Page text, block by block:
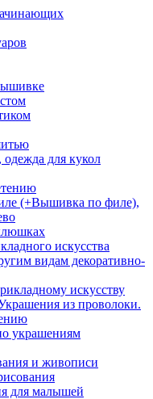
для кукол
(+Вышивка по филе),
искусства
видам декоративно-
искусству
из проволоки.
украшениям
и живописи
для малышей